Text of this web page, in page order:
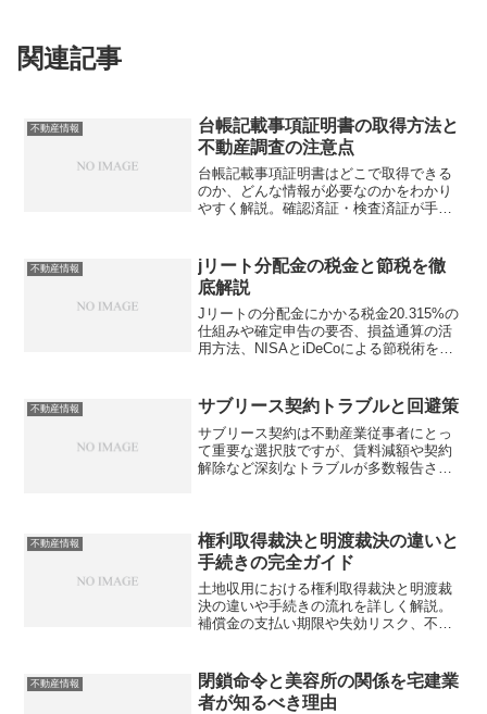
関連記事
不動産情報
台帳記載事項証明書の取得方法と
不動産調査の注意点
台帳記載事項証明書はどこで取得できる
のか、どんな情報が必要なのかをわかり
やすく解説。確認済証・検査済証が手元
不動産情報
jリート分配金の税金と節税を徹
底解説
Jリートの分配金にかかる税金20.315%の
仕組みや確定申告の要否、損益通算の活
用方法、NISAとiDeCoによる節税術を詳
不動産情報 サブリース契約トラブルと回避策
サブリース契約は不動産業従事者にとっ
て重要な選択肢ですが、賃料減額や契約
解除など深刻なトラブルが多数報告され
不動産情報
権利取得裁決と明渡裁決の違いと
手続きの完全ガイド
土地収用における権利取得裁決と明渡裁
決の違いや手続きの流れを詳しく解説。
補償金の支払い期限や失効リスク、不服
あなたは重要な落とし穴を見逃していま
せんか？
不動産情報
閉鎖命令と美容所の関係を宅建業
者が知るべき理由